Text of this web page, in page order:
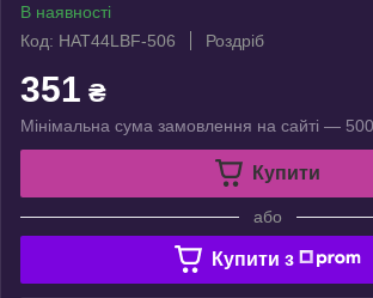
В наявності
Код: HAT44LBF-506
Роздріб
351 ₴
Мінімальна сума замовлення на сайті —
Купити
або
Купити з